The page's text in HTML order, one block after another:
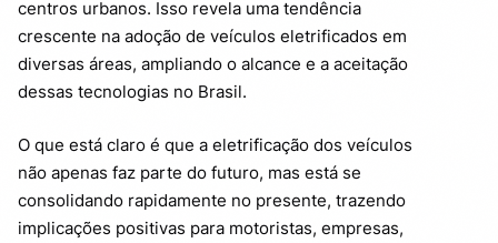
centros urbanos. Isso revela uma tendência
crescente na adoção de veículos eletrificados em
diversas áreas, ampliando o alcance e a aceitação
dessas tecnologias no Brasil.
O que está claro é que a eletrificação dos veículos
não apenas faz parte do futuro, mas está se
consolidando rapidamente no presente, trazendo
implicações positivas para motoristas, empresas,